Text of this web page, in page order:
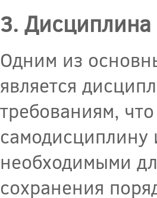
3. Дисциплина
Одним из
является
требованиям,
самодисциплину
необходимыми
сохранения